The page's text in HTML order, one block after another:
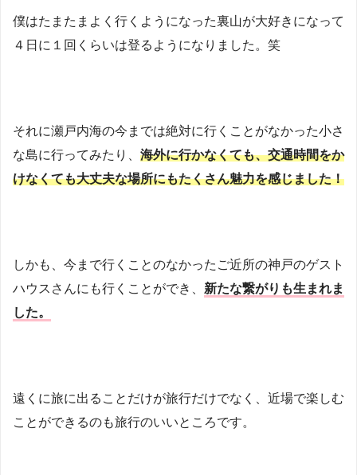
僕はたまたまよく行くようになった裏山が大好きになって
４日に１回くらいは登るようになりました。笑
それに瀬戸内海の今までは絶対に行くことがなかった小さ
な島に行ってみたり、 海外に行かなくても、交通時間をか
けなくても大丈夫な場所にもたくさん魅力を感じました！
しかも、今まで行くことのなかったご近所の神戸のゲスト
ハウスさんにも行くことができ、 新たな繋がりも生まれま
した。
遠くに旅に出ることだけが旅行だけでなく、近場で楽しむ
ことができるのも旅行のいいところです。